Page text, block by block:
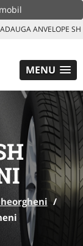
ANVELOPE SH
MENU
/